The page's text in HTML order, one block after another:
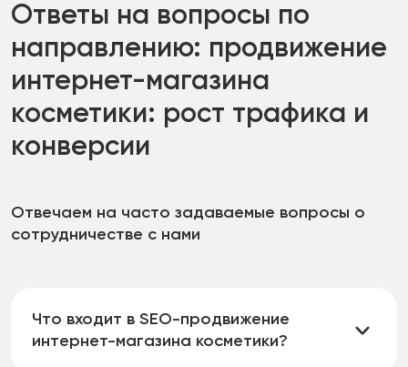
Ответы на вопросы по
направлению: продвижение
интернет-магазина
косметики: рост трафика и
конверсии
Отвечаем на часто задаваемые вопросы о
сотрудничестве с нами
Что входит в SEO-продвижение
интернет-магазина косметики?